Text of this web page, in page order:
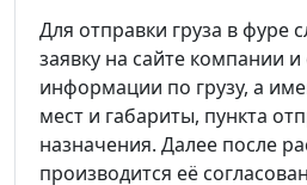
Для отправки груза в фуре
заявку на сайте компании и
информации по грузу, а
мест и габариты, пункта
назначения. Далее после
производится её